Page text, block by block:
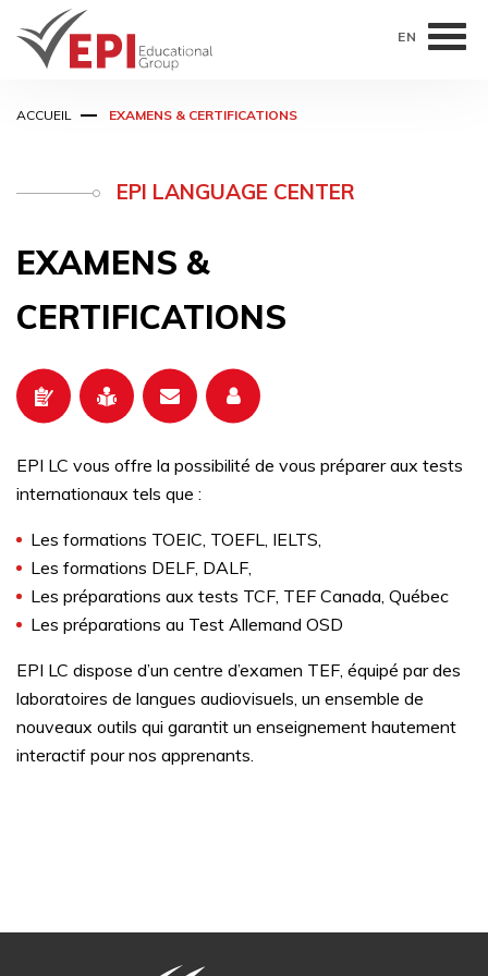
au
EN
EPI LANGUAGE CENTER
ACCUEIL EXAMENS & CERTIFICATIONS
EXAMENS &
CERTIFICATIONS
EPI LC vous offre la possibilité de vous préparer aux tests
internationaux tels que :
Les formations TOEIC, TOEFL, IELTS,
Les formations DELF, DALF,
Les préparations aux tests TCF, TEF Canada, Québec
Les préparations au Test Allemand OSD
EPI LC dispose d’un centre d’examen TEF, équipé par des
laboratoires de langues audiovisuels, un ensemble de
nouveaux outils qui garantit un enseignement hautement
interactif pour nos apprenants.